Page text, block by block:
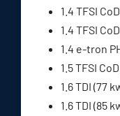
1.4 TFSI
1.4 TFSI
1.4 e-tron
1.5 TFSI
1.6 TDI (77
1.6 TDI (85